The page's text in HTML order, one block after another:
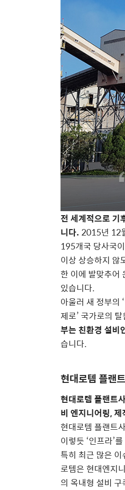
전 세계적으로 기
니다. 2015년 12
195개국 당사국
이상 상승하지 않
한 이에 발맞추어
있습니다.
아울러 새 정부의
제로’ 국가로의
부는 친환경 설비
습니다.
현대로템 플랜
현대로템 플랜트
비 엔지니어링,
현대로템 플랜트
이렇듯 ‘인프라’
특히 최근 많은
로템은 현대엔지
의 옥내형 설비